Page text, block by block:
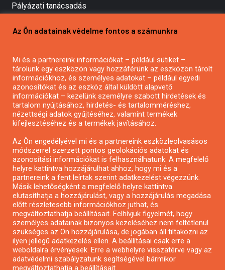
Pályázati tanácsadás
Mezőgazdasági pályázatírás
Pályázatírás civil szervezeteknek
Pályázatírás önkormányzatoknak
Pályázatfigyelés
Specifikus pályázatfigyelés vagy hírlevél
Pályázatok magánszemélyeknek
Pályázatok civil szervezeteknek
Pályázatok vállalkozásoknak
Önkormányzati pályázatok
Mezőgazdasági pályázatok
Falusi turizmus pályázatok
Napelem pályázatok
GINOP pályázatok
Az Ön adatainak védelme fontos a számunkra
Mi és a partnereink információkat – például sütiket –
tárolunk egy eszközön vagy hozzáférünk az eszközön tárolt
információkhoz, és személyes adatokat – például egyedi
azonosítókat és az eszköz által küldött alapvető
információkat – kezelünk személyre szabott hirdetések és
tartalom nyújtásához, hirdetés- és tartalomméréshez,
nézettségi adatok gyűjtéséhez, valamint termékek
kifejlesztéséhez és a termékek javításához.
Az Ön engedélyével mi és a partnereink eszközleolvasásos
módszerrel szerzett pontos geolokációs adatokat és
azonosítási információkat is felhasználhatunk. A megfelelő
helyre kattintva hozzájárulhat ahhoz, hogy mi és a
partnereink a fent leírtak szerint adatkezelést végezzünk.
Másik lehetőségként a megfelelő helyre kattintva
elutasíthatja a hozzájárulást, vagy a hozzájárulás megadása
előtt részletesebb információkhoz juthat, és
megváltoztathatja beállításait. Felhívjuk figyelmét, hogy
személyes adatainak bizonyos kezeléséhez nem feltétlenül
szükséges az Ön hozzájárulása, de jogában áll tiltakozni az
ilyen jellegű adatkezelés ellen. A beállításai csak erre a
weboldalra érvényesek. Erre a webhelyre visszatérve vagy az
adatvédelmi szabályzatunk segítségével bármikor
megváltoztathatja a beállításait..